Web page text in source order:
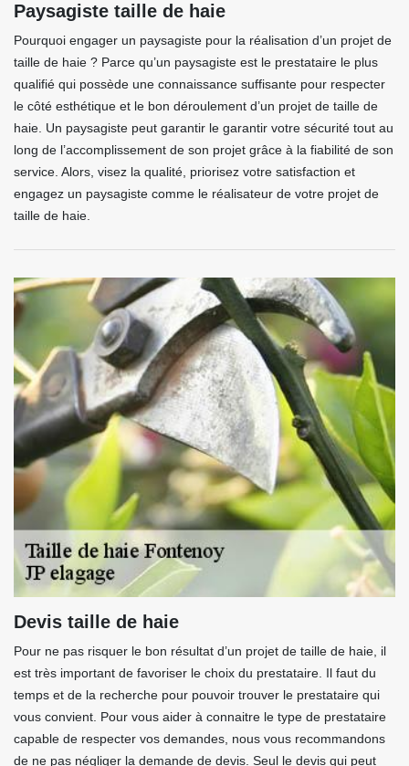
Paysagiste taille de haie
Pourquoi engager un paysagiste pour la réalisation d’un projet de
taille de haie ? Parce qu’un paysagiste est le prestataire le plus
qualifié qui possède une connaissance suffisante pour respecter
le côté esthétique et le bon déroulement d’un projet de taille de
haie. Un paysagiste peut garantir le garantir votre sécurité tout au
long de l’accomplissement de son projet grâce à la fiabilité de son
service. Alors, visez la qualité, priorisez votre satisfaction et
engagez un paysagiste comme le réalisateur de votre projet de
taille de haie.
Devis taille de haie
Pour ne pas risquer le bon résultat d’un projet de taille de haie, il
est très important de favoriser le choix du prestataire. Il faut du
temps et de la recherche pour pouvoir trouver le prestataire qui
vous convient. Pour vous aider à connaitre le type de prestataire
capable de respecter vos demandes, nous vous recommandons
de ne pas négliger la demande de devis. Seul le devis qui peut